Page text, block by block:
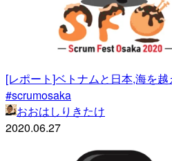
[レポート]ベトナムと日本,海を
#scrumosaka
おおはしりきたけ
2020.06.27